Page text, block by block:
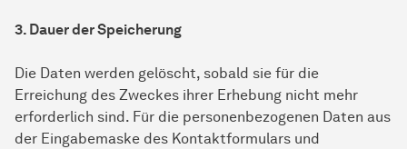
3. Dauer der Speicherung
Die Daten werden gelöscht, sobald sie für die
Erreichung des Zweckes ihrer Erhebung nicht mehr
erforderlich sind. Für die personenbezogenen Daten aus
der Eingabemaske des Kontaktformulars und